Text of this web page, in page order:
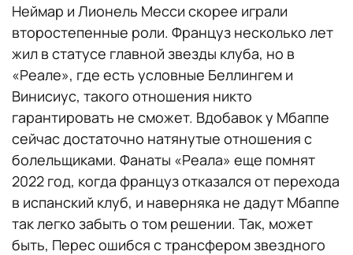
Неймар и Лионель Месси скорее играли
второстепенные роли. Француз несколько лет
жил в статусе главной звезды клуба, но в
«Реале», где есть условные Беллингем и
Винисиус, такого отношения никто
гарантировать не сможет. Вдобавок у Мбаппе
сейчас достаточно натянутые отношения с
болельщиками. Фанаты «Реала» еще помнят
2022 год, когда француз отказался от перехода
в испанский клуб, и наверняка не дадут Мбаппе
так легко забыть о том решении. Так, может
быть, Перес ошибся с трансфером звездного